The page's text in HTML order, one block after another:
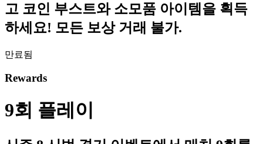
고 코인 부스트와 소모품 아이템을 획득
하세요! 모든 보상 거래 불가.
만료됨
Rewards
9회 플레이